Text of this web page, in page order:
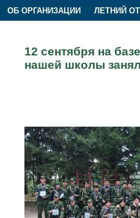
ОБ ОРГАНИЗАЦИИ ЛЕТНИЙ
12 сентября на
нашей школы